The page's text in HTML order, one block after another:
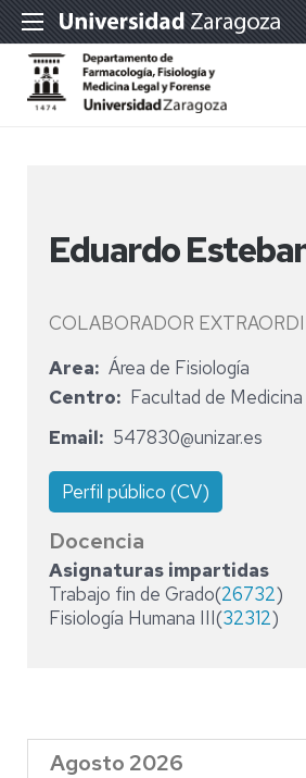
Eduardo
COLABORADOR
Area
Área de Fisiología
Centro
Facultad de Medicina
Email
547830@unizar.es
Perfil público (CV)
Docencia
Asignaturas impartidas
Trabajo fin de Grado(26732)
Fisiología Humana III(32312)
Agosto 2026